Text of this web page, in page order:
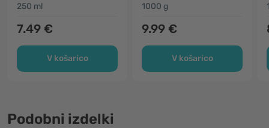
250 ml
7.49 €
V košarico
1000 g
9.99 €
V košarico
Podobni izdelki